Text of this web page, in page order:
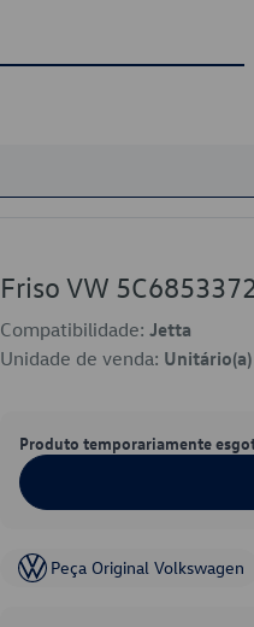
Friso VW
Compatibilidade: Jetta
Unidade de venda: Unitário(a)
Produto temporariamente
Peça Original Volkswagen